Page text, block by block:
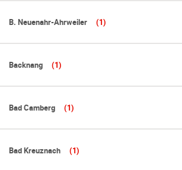
B. Neuenahr-Ahrweiler (1)
Backnang (1)
Bad Camberg (1)
Bad Kreuznach (1)